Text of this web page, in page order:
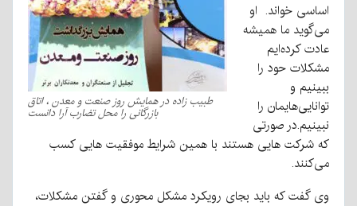
طبیب زاده در همایش روز صنعت و معدن ، اتاق
بازرگانی را محل تضارب آرا دانست
اساسی خواند. او
می‌گوید ما همیشه
عادت کرده‌ایم
مشکلات حود را
ببینیم و
توانایی‌هایمان را
نبینیم.در صورتی
که شرکت هایی هستند با همین شرایط موفقیت هایی کسب
می‌کنند.
وی گفت که باید بجای رویکرد مشکل محوری و گفتن مشکلات،